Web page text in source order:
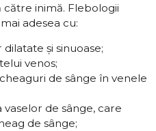
către inimă. Flebologii
adesea cu:
și sinuoase;
venos;
de sânge în venele
de sânge, care
de sânge;